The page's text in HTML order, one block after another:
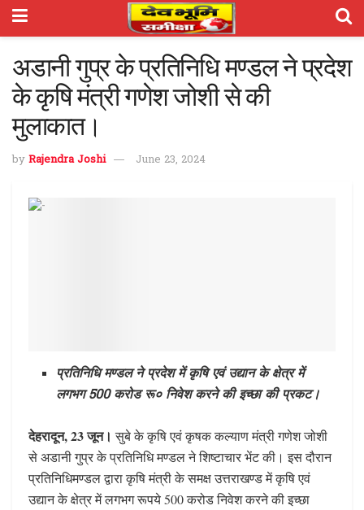
अडानी गुप्र के प्रतिनिधि मण्डल ने प्रदेश
के कृषि मंत्री गणेश जोशी से की
मुलाकात।
by Rajendra Joshi June 23, 2024
प्रतिनिधि मण्डल ने प्रदेश में कृषि एवं उद्यान के क्षेत्र में
लगभग 500 करोड रू० निवेश करने की इच्छा की प्रकट।
देहरादून, 23 जून। सुबे के कृषि एवं कृषक कल्याण मंत्री गणेश जोशी
से अडानी गुप्र के प्रतिनिधि मण्डल ने शिष्टाचार भेंट की। इस दौरान
प्रतिनिधिमण्डल द्वारा कृषि मंत्री के समक्ष उत्तराखण्ड में कृषि एवं
उद्यान के क्षेत्र में लगभग रूपये 500 करोड निवेश करने की इच्छा